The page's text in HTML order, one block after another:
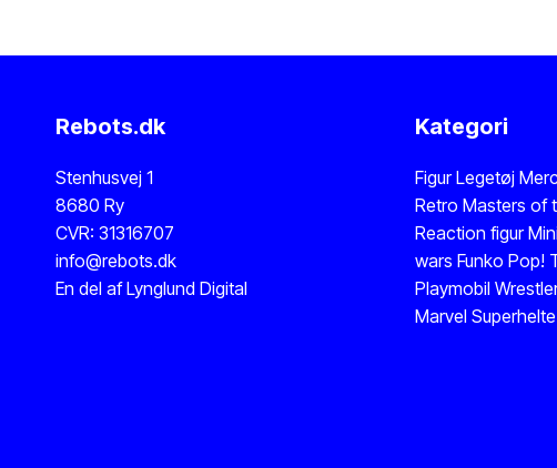
Rebots.dk
Stenhusvej 1
8680 Ry
CVR: 31316707
info@rebots.dk
En del afLynglund Digital
Kategori
Figur Legetøj
Retro Masters of
Reaction figur
wars Funko Pop!
Playmobil
Marvel Superhelte